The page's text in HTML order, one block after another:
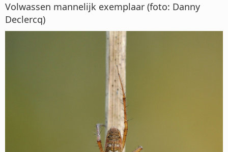
Volwassen mannelijk exemplaar (foto: Danny
Declercq)